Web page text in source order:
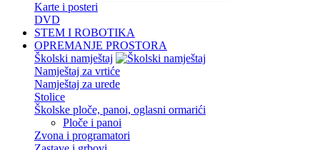
Karte i posteri
DVD
STEM I ROBOTIKA
OPREMANJE PROSTORA
Školski namještaj
Namještaj za vrtiće
Namještaj za urede
Stolice
Školske ploče, panoi, oglasni ormarići
Ploče i panoi
Zvona i programatori